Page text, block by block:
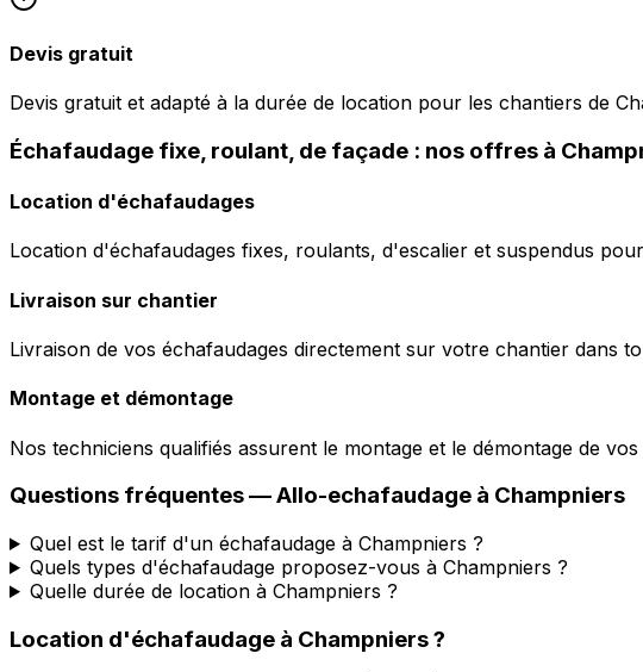
Devis gratuit
Devis gratuit et adapté à la durée de location pour les chantiers de
Échafaudage fixe, roulant, de façade : nos offres à
Location d'échafaudages
Location d'échafaudages fixes, roulants, d'escalier et suspendus
Livraison sur chantier
Livraison de vos échafaudages directement sur votre chantier dans
Montage et démontage
Nos techniciens qualifiés assurent le montage et le démontage de
Questions fréquentes —Allo-echafaudage à Champniers
Quel est le tarif d'un échafaudage à Champniers ?
Quels types d'échafaudage proposez-vous à Champniers ?
Quelle durée de location à Champniers ?
Location d'échafaudage à Champniers?